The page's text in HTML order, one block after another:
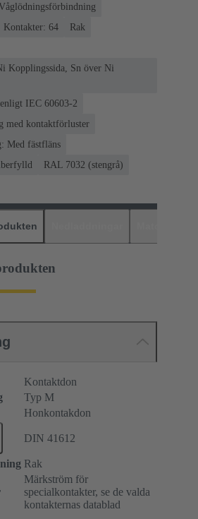
Kontakter: 64
Rak
Kopplingssida, Sn över Ni
IEC 60603-2
med kontaktförluster
Med fästfläns
RAL 7032 (stengrå)
Kontaktdon
Typ M
Honkontakdon
DIN 41612
Rak
Märkström för
specialkontakter, se de valda
kontakternas datablad